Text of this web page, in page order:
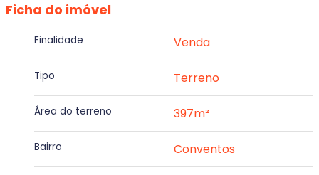
Ficha do imóvel
Finalidade Venda
Tipo Terreno
Área do terreno 397m²
Bairro Conventos